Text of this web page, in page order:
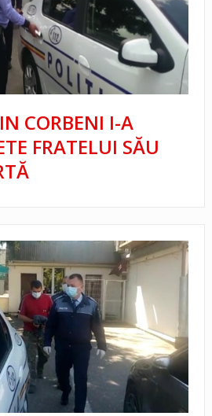
CORBENI I-A
FRATELUI SĂU